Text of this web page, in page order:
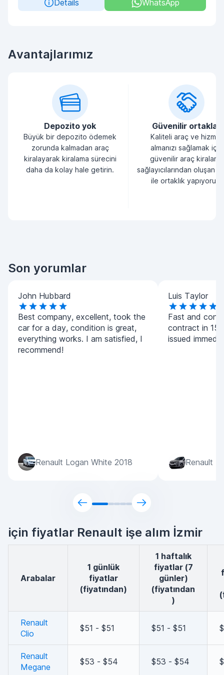
Details WhatsApp
Avantajlarımız
Depozito yok
Büyük bir depozito ödemek
zorunda kalmadan araç
kiralayarak kiralama sürecini
daha da kolay hale getirin.
Güvenilir ortaklar
Kaliteli araç ve hizmet
almanızı sağlamak için
güvenilir araç kiralama
sağlayıcılarından oluşan
ile ortaklık yapıyoruz.
Son yorumlar
John Hubbard
Best company, excellent, took the
car for a day, condition is great,
everything works. I am satisfied, I
recommend!
Renault Logan White 2018
Luis Taylor
Fast and
contract in 15
issued
Renault
için fiyatlar Renault işe alım İzmir
arabalar
1 günlük
fiyatlar
(fiyatından)
1 haftalık
fiyatlar (7
günler)
(fiyatından
)
Renault
Clio
$51 - $51 $51 - $51
Renault
Megane
$53 - $54 $53 - $54